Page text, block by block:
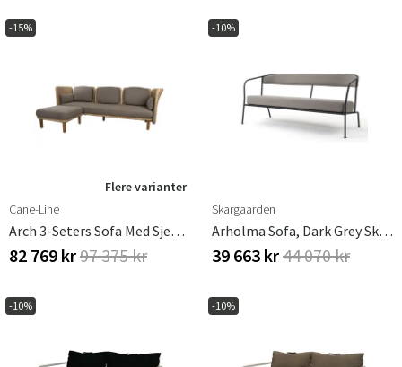
Suomi
-15%
Flere varianter
Cane-Line
Arch 3-Seters Sofa Med Sjeselong
82 769 kr97 375 kr
-10%
Skargaarden
Arholma Sofa, Dark Grey Skargaarden
39 663 kr44 070 kr
-10% -10%